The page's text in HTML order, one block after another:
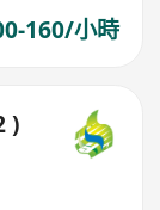
160/小時
)